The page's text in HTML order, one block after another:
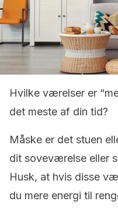
Hvilke værelser er
det meste af din tid?
Måske er det stuen
dit soveværelse eller
Husk, at hvis disse
du mere energi til